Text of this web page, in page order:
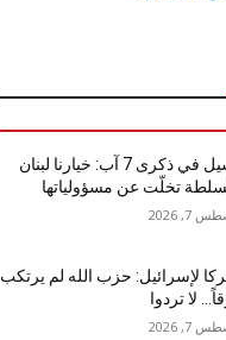
باسيل في ذكرى 7 آب: خيارنا لبنان
تخلّت عن مسؤولياتها
7, 2026
لإسرائيل: حزب الله لم يرتكب
لا تردوا
7, 2026